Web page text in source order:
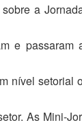
a
e
nível setorial
As Mini-